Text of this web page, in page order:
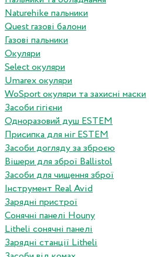
Naturehike пальники
Quest газові балони
Газові пальники
Окуляри
Select окуляри
Umarex окуляри
WoSport окуляри та захисні маски
Засоби гігієни
Одноразовий душ ESTEM
Присипка для ніг ESTEM
Засоби догляду за зброєю
Вішери для зброї Ballistol
Засоби для чищення зброї
Інструмент Real Avid
Зарядні пристрої
Сонячні панелі Houny
Litheli сонячні панелі
Зарядні станції Litheli